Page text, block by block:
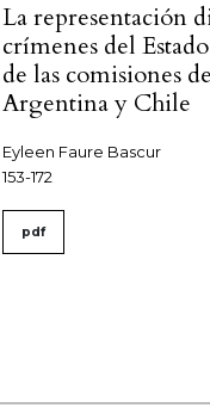
La representación
crímenes del
de las comisiones
Argentina y Chile
Eyleen Faure Bascur
153-172
pdf